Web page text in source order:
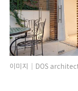
이미지｜DOS